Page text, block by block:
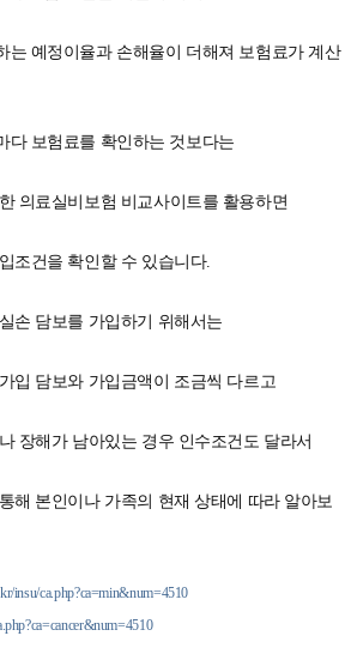
는 예정이율과 손해율이 더해져 보험료가 계산
다 보험료를 확인하는 것보다는
의료실비보험 비교사이트를 활용하면
조건을 확인할 수 있습니다.
손 담보를 가입하기 위해서는
입 담보와 가입금액이 조금씩 다르고
장해가 남아있는 경우 인수조건도 달라서
해 본인이나 가족의 현재 상태에 따라 알아보
insu/ca.php?ca=min&num=4510